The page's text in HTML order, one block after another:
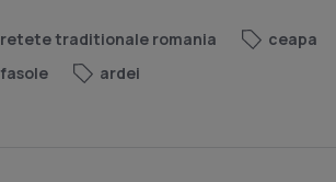
retete traditionale romania ceapa
fasole
ardei